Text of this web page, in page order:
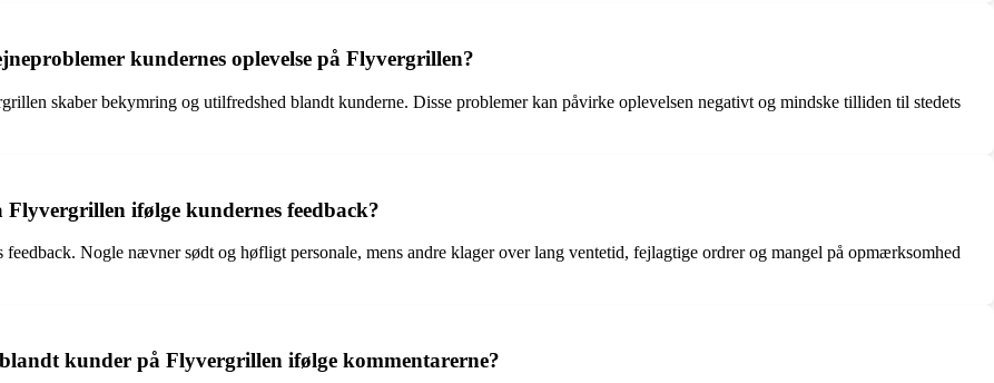
kundernes oplevelse på Flyvergrillen?
skaber bekymring og utilfredshed blandt kunderne. Disse problemer kan påvirke oplevelsen negativt og mindske tilliden til stedets
ifølge kundernes feedback?
Nogle nævner sødt og høfligt personale, mens andre klager over lang ventetid, fejlagtige ordrer og mangel på opmærksomhed
kunder på Flyvergrillen ifølge kommentarerne?